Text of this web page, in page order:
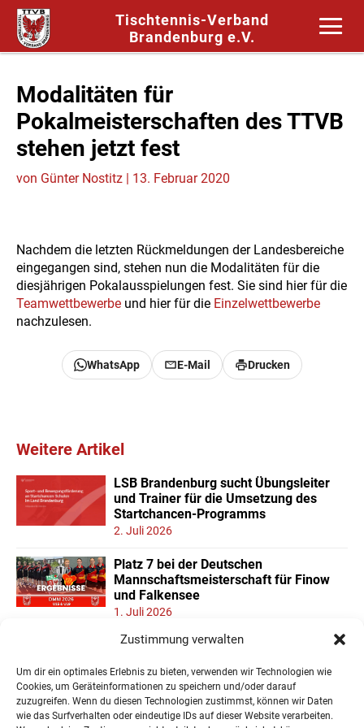
Zustimmung verwalten
Um dir ein optimales Erlebnis zu bieten, verwenden wir Technologien wie
Cookies, um Geräteinformationen zu speichern und/oder darauf
zuzugreifen. Wenn du diesen Technologien zustimmst, können wir Daten
wie das Surfverhalten oder eindeutige IDs auf dieser Website verarbeiten.
Tischtennis-Verband
Brandenburg e.V.
Modalitäten für
Pokalmeisterschaften des TTVB
stehen jetzt fest
von Günter Nostitz | 13. Februar 2020
Nachdem die letzten Rückmeldungen der Landesbereiche
eingegangen sind, stehen nun die Modalitäten für die
diesjährigen Pokalausspielungen fest. Sie sind hier für die
Teamwettbewerbe und hier für die Einzelwettbewerbe
nachzulesen.
WhatsApp E-Mail Drucken
Weitere Artikel
LSB Brandenburg sucht Übungsleiter
und Trainer für die Umsetzung des
Startchancen-Programms
2. Juli 2026
Platz 7 bei der Deutschen
Mannschaftsmeisterschaft für Finow
und Falkensee
1. Juli 2026
Neuer Teilnehmerrekord und Finower
Landesmannschaftspokal U11/13
22. Juni 2026